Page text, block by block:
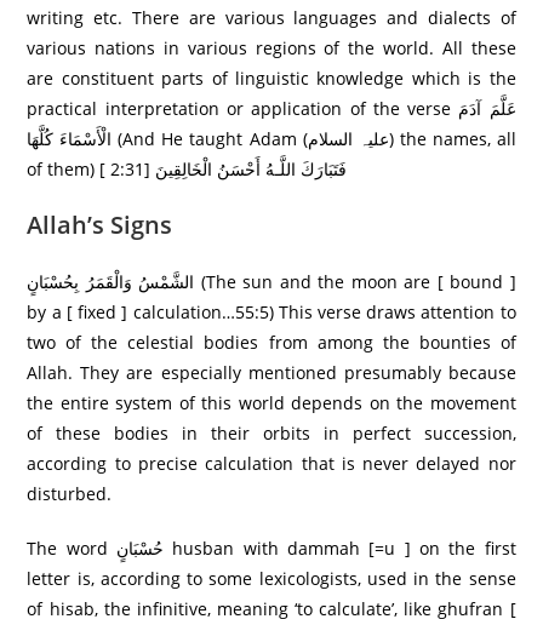
writing etc. There are various languages and dialects of
various nations in various regions of the world. All these
are constituent parts of linguistic knowledge which is the
practical interpretation or application of the verse عَلَّمَ آدَمَ
الْأَسْمَاءَ كُلَّهَا (And He taught Adam (علیہ السلام) the names, all
of them) [ 2:31] فَتَبَارَ‌كَ اللَّـهُ أَحْسَنُ الْخَالِقِينَ
Allah’s Signs
الشَّمْسُ وَالْقَمَرُ‌ بِحُسْبَانٍ (The sun and the moon are [ bound ]
by a [ fixed ] calculation…55:5) This verse draws attention to
two of the celestial bodies from among the bounties of
Allah. They are especially mentioned presumably because
the entire system of this world depends on the movement
of these bodies in their orbits in perfect succession,
according to precise calculation that is never delayed nor
disturbed.
The word حُسْبَانٍ husban with dammah [=u ] on the first
letter is, according to some lexicologists, used in the sense
of hisab, the infinitive, meaning ‘to calculate’, like ghufran [